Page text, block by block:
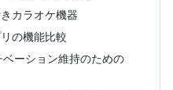
カラオケ機器
の機能比較
ーション維持のための